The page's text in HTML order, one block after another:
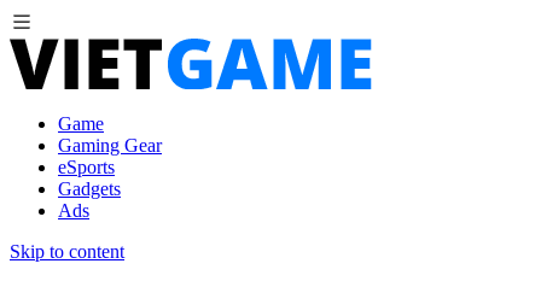
Game
Gaming Gear
eSports
Gadgets
Ads
Skip to content